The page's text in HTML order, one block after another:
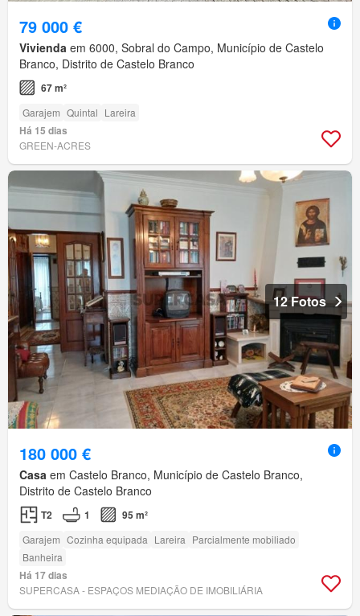
79 000 €
Vivienda em 6000, Sobral do Campo, Município de Castelo
Branco, Distrito de Castelo Branco
67 m²
Garajem Quintal Lareira
Há 15 dias
GREEN-ACRES
12 Fotos
180 000 €
Casa em Castelo Branco, Município de Castelo Branco,
Distrito de Castelo Branco
T2 1 95 m²
Garajem Cozinha equipada Lareira Parcialmente mobiliado
Banheira
Há 17 dias
SUPERCASA - ESPAÇOS MEDIAÇÃO DE IMOBILIÁRIA